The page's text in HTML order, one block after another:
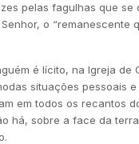
pelas fagulhas que
o “remanescente
é lícito, na Igreja de
situações pessoais
em todos os recantos
há, sobre a face da